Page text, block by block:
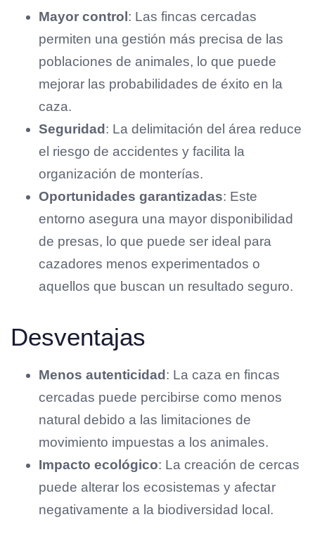
Mayor control: Las fincas cercadas
permiten una gestión más precisa de las
poblaciones de animales, lo que puede
mejorar las probabilidades de éxito en la
caza.
Seguridad: La delimitación del área reduce
el riesgo de accidentes y facilita la
organización de monterías.
Oportunidades garantizadas: Este
entorno asegura una mayor disponibilidad
de presas, lo que puede ser ideal para
cazadores menos experimentados o
aquellos que buscan un resultado seguro.
Desventajas
Menos autenticidad : La caza en fincas
cercadas puede percibirse como menos
natural debido a las limitaciones de
movimiento impuestas a los animales.
Impacto ecológico: La creación de cercas
puede alterar los ecosistemas y afectar
negativamente a la biodiversidad local.